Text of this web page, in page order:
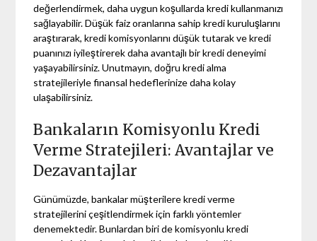
değerlendirmek, daha uygun koşullarda kredi kullanmanızı
sağlayabilir. Düşük faiz oranlarına sahip kredi kuruluşlarını
araştırarak, kredi komisyonlarını düşük tutarak ve kredi
puanınızı iyileştirerek daha avantajlı bir kredi deneyimi
yaşayabilirsiniz. Unutmayın, doğru kredi alma
stratejileriyle finansal hedeflerinize daha kolay
ulaşabilirsiniz.
Bankaların Komisyonlu Kredi
Verme Stratejileri: Avantajlar ve
Dezavantajlar
Günümüzde, bankalar müşterilere kredi verme
stratejilerini çeşitlendirmek için farklı yöntemler
denemektedir. Bunlardan biri de komisyonlu kredi